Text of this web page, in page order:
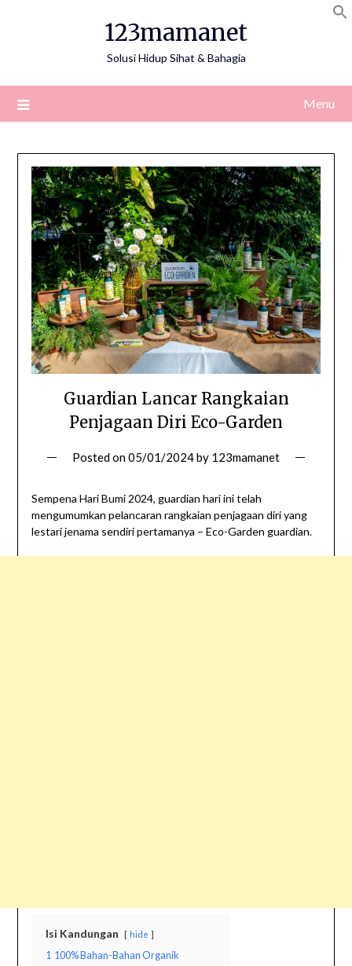
123mamanet
Solusi Hidup Sihat & Bahagia
Menu
Guardian Lancar Rangkaian
Penjagaan Diri Eco-Garden
Posted on05/01/2024by 123mamanet
Sempena Hari Bumi 2024, guardian hari ini telah
mengumumkan pelancaran rangkaian penjagaan diri yang
lestari jenama sendiri pertamanya – Eco-Garden guardian.
Isi Kandungan hide
1 100% Bahan-Bahan Organik